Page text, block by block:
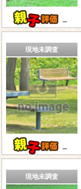
－
現地未調査
－
現地未調査